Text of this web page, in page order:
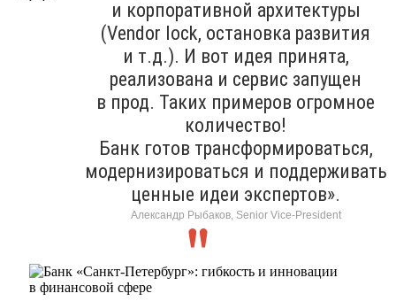
и корпоративной архитектуры
(Vendor lock, остановка развития
и т.д.). И вот идея принята,
реализована и сервис запущен
в прод. Таких примеров огромное
количество!
Банк готов трансформироваться,
модернизироваться и поддерживать
ценные идеи экспертов».
Александр Рыбаков, Senior Vice-President